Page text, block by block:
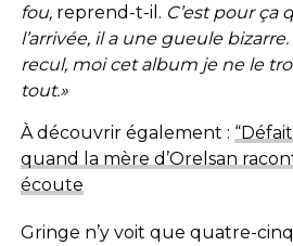
fou,reprend-t-il. C’est pour ça
l’arrivée, il a une gueule
recul, moi cet album je ne le
tout.»
À découvrir également :
quand la mère d’Orelsan
écoute
Gringe n’y voit que quatre-